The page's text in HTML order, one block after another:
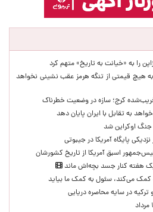
را به «خیانت به تاریخ» متهم کرد
به هیچ قیمتی از تنگه هرمز عقب نشینی نخواهد
کرج؛ سازه در وضعیت خطرناک
به تقابل با ایران پایان دهد
جنگ اوکراین شد
پایگاه آمریکا در جیبوتی
هفته کنار جسد بچه‌اش ماند
می‌کند، سئول به کمک ما بیاید